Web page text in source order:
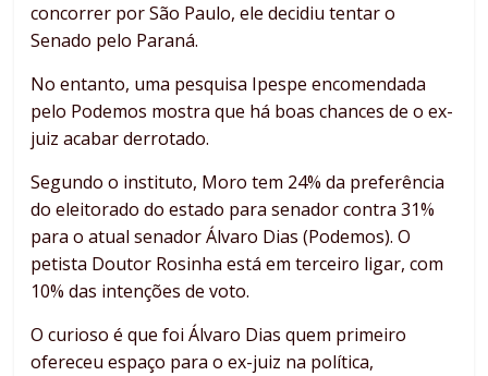
concorrer por São Paulo, ele decidiu tentar o
Senado pelo Paraná.
No entanto, uma pesquisa Ipespe encomendada
pelo Podemos mostra que há boas chances de o ex-
juiz acabar derrotado.
Segundo o instituto, Moro tem 24% da preferência
do eleitorado do estado para senador contra 31%
para o atual senador Álvaro Dias (Podemos). O
petista Doutor Rosinha está em terceiro ligar, com
10% das intenções de voto.
O curioso é que foi Álvaro Dias quem primeiro
ofereceu espaço para o ex-juiz na política,